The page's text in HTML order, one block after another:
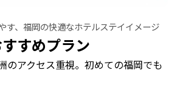
す、福岡の快適なホテルステイイメージ
すめプラン
のアクセス重視。初めての福岡でも